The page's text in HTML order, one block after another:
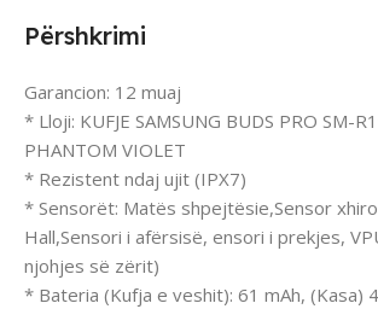
Përshkrimi
Garancion: 12 muaj
* Lloji: KUFJE SAMSUNG BUDS PRO SM-
PHANTOM VIOLET
* Rezistent ndaj ujit (IPX7)
* Sensorët: Matës shpejtësie,Sensor
Hall,Sensori i afërsisë, ensori i prekjes,
njohjes së zërit)
* Bateria (Kufja e veshit): 61 mAh, (Kasa)